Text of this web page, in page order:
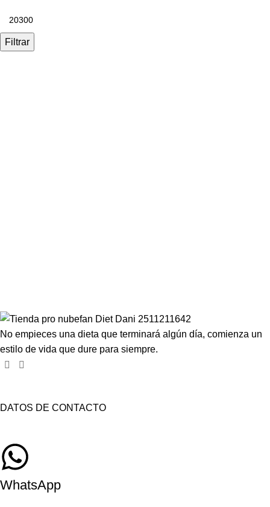
Filtrar
No empieces una dieta que terminará algún día, comienza un
estilo de vida que dure para siempre.
DATOS DE CONTACTO
WhatsApp